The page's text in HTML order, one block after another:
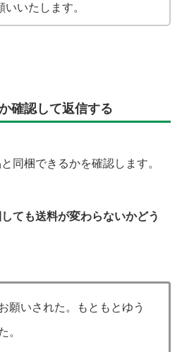
いいたします。
確認して返信する
同梱できるかを確認します。
ても送料が変わらないかどう
願いされた。もともとゆう
。